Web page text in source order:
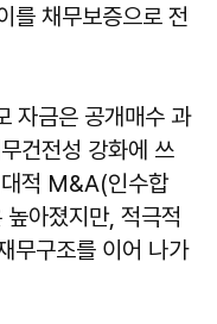
를 채무보증으로 전
자금은 공개매수 과
건전성 강화에 쓰
적 M&A(인수합
아졌지만, 적극적
무구조를 이어 나가